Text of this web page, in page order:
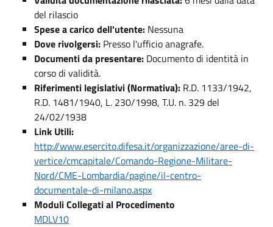
del rilascio
Spese a carico dell'utente: Nessuna
Dove rivolgersi: Presso l'ufficio anagrafe.
Documenti da presentare: Documento di identità in
corso di validità.
Riferimenti legislativi (Normativa): R.D. 1133/1942,
R.D. 1481/1940, L. 230/1998, T.U. n. 329 del
24/02/1938
Link Utili:
http://www.esercito.difesa.it/organizzazione/aree-di-
vertice/cmcapitale/Comando-Regione-Militare-
Nord/CME-Lombardia/pagine/il-centro-
documentale-di-milano.aspx
Moduli Collegati al Procedimento
MDLV10